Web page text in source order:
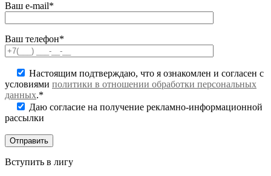
Ваш e-mail*
Ваш телефон*
Настоящим подтверждаю, что я ознакомлен и согласен с
условиями политики в отношении обработки персональных
данных.*
Даю согласие на получение рекламно-информационной
рассылки
Вступить в лигу